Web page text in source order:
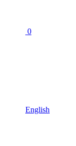
0
English